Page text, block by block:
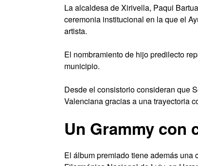
La alcaldesa de Xirivella, Paqui
ceremonia institucional en la que el
artista.
El nombramiento de hijo predilecto
municipio.
Desde el consistorio consideran que
Valenciana gracias a una trayectoria
Un Grammy con
El álbum premiado tiene además